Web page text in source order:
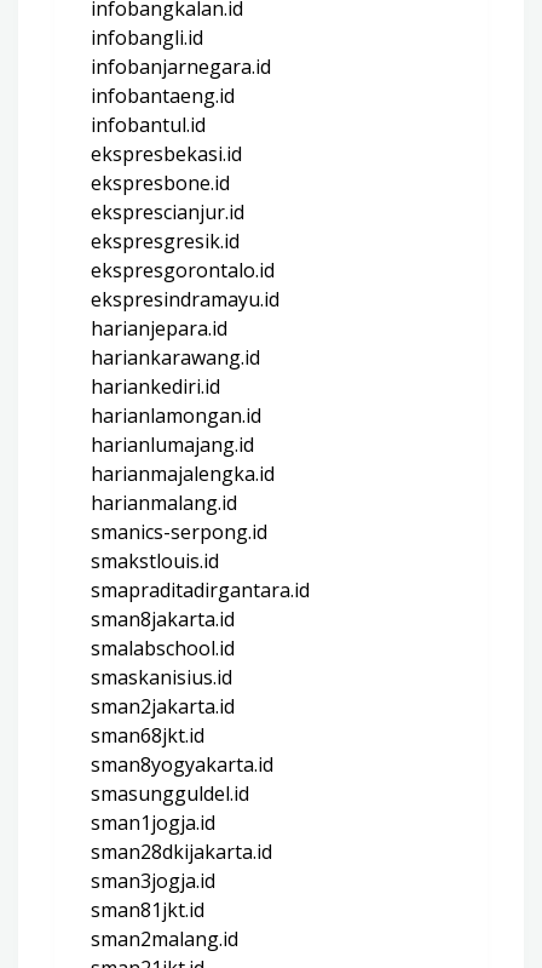
infobangkalan.id
infobangli.id
infobanjarnegara.id
infobantaeng.id
infobantul.id
ekspresbekasi.id
ekspresbone.id
eksprescianjur.id
ekspresgresik.id
ekspresgorontalo.id
ekspresindramayu.id
harianjepara.id
hariankarawang.id
hariankediri.id
harianlamongan.id
harianlumajang.id
harianmajalengka.id
harianmalang.id
smanics-serpong.id
smakstlouis.id
smapraditadirgantara.id
sman8jakarta.id
smalabschool.id
smaskanisius.id
sman2jakarta.id
sman68jkt.id
sman8yogyakarta.id
smasungguldel.id
sman1jogja.id
sman28dkijakarta.id
sman3jogja.id
sman81jkt.id
sman2malang.id